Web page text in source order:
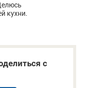
кухни.
с